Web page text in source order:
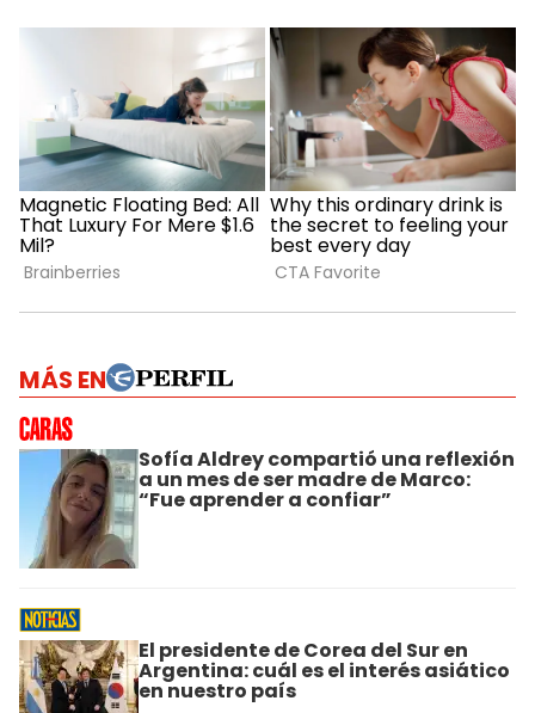
MÁS EN
Sofía Aldrey compartió una reflexión
a un mes de ser madre de Marco:
“Fue aprender a confiar”
El presidente de Corea del Sur en
Argentina: cuál es el interés asiático
en nuestro país